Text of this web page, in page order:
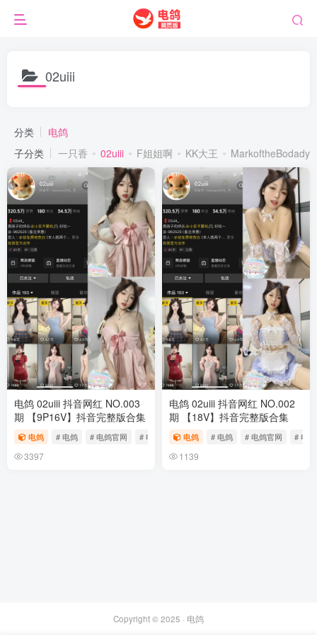
02uiii
分类
电鸽
子分类
一只香 02uiii F姐姐啊 KK大王 MarkoftheBodady
电鸽 02uiii 抖音网红 NO.003
期 【9P16V】抖音完整版合集
电鸽 # 电鸽 # 电鸽官网 # 电鸽app
3397
电鸽 02uiii 抖音网红 NO.002
期 【18V】抖音完整版合集
电鸽 # 电鸽 # 电鸽官网 # 电
1139
Copyright © 2025 · 电鸽